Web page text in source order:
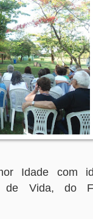
Idade com
de Vida, do